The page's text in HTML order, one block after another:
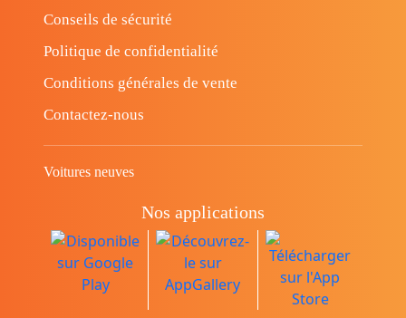
Conseils de sécurité
Politique de confidentialité
Conditions générales de vente
Contactez-nous
Voitures neuves
Nos applications